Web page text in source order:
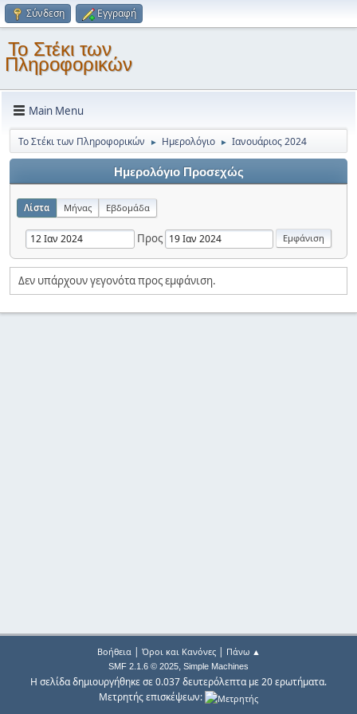
Σύνδεση Εγγραφή
Το Στέκι των
Πληροφορικών
Main Menu
Το Στέκι των Πληροφορικών ► Ημερολόγιο ► Ιανουάριος 2024
Ημερολόγιο Προσεχώς
Λίστα Μήνας Εβδομάδα
Προς
Δεν υπάρχουν γεγονότα προς εμφάνιση.
Βοήθεια| Όροι και Κανόνες| Πάνω ▲
SMF 2.1.6 © 2025, Simple Machines
Η σελίδα δημιουργήθηκε σε 0.037 δευτερόλεπτα με 20 ερωτήματα.
Μετρητής επισκέψεων: